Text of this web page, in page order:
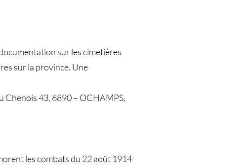
sur les cimetières
sur la province. Une
Chenois 43, 6890 – OCHAMPS,
les combats du 22 août 1914